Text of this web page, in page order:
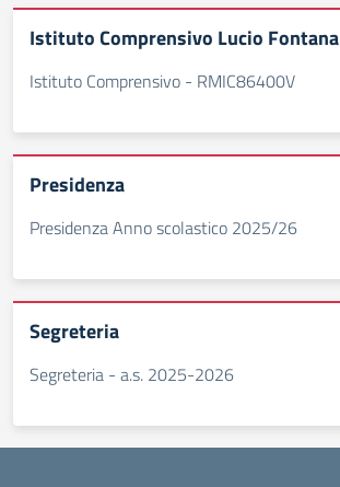
Istituto Comprensivo Lucio Fontana
Istituto Comprensivo - RMIC86400V
Presidenza
Presidenza Anno scolastico 2025/26
Segreteria
Segreteria - a.s. 2025-2026